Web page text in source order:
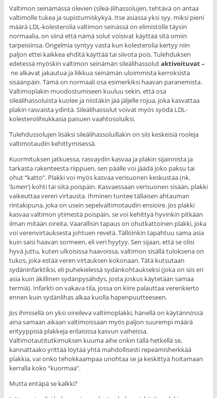
Valtimon seinämässä olevien (sileä-)lihassolujen, tehtävä on antaa
valtimolle tukea ja supistumiskykyä. Itse asiassa yksi syy, miksi pieni
määrä LDL-kolesterolia valtimon seinässä on elimistölle täysin
normaalia, on siinä että nämä solut voisivat käyttää sitä omiin
tarpeisiinsa. Ongelmia syntyy vasta kun kolesterolia kertyy niin
paljon ettei kaikkea ehditä käyttää tai siivota pois. Tulehduksen
edetessä myöskin valtimon seinämän sileälihassolutaktivoituvat –
ne alkavat jakautua ja liikkua seinämän uloimmista kerroksista
sisäänpäin. Tämä on normaali osa esimerkiksi haavan paranemista.
Valtimoplakin muodostumiseen kuuluu sekin, että osa
sileälihassoluista kuolee ja niistäkin jää jäljelle rojua, joka kasvattaa
plakin rasvaista ydintä. Sileälihassolut voivat myös syödä LDL-
kolesterolihiukkasia paisuen vaahtosoluiksi.
Tulehdussolujen lisäksi sileälihassoluillakin on siis keskeisiä rooleja
valtimotaudin kehittymisessä.
Kuormituksen jatkuessa, rasvaydin kasvaa ja plakin sijainnista ja
tarkasta rakenteesta riippuen, sen päälle voi jäädä joko paksu tai
ohut “katto”. Plakki voi myös kasvaa verisuonen keskustaa (nk.
‘lumen‘) kohti tai siitä poispäin. Kasvaessaan verisuonen sisään, plakki
vaikeuttaa veren virtausta. Ihminen tuntee tällaisen ahtauman
rintakipuna, joka on usein sepelvaltimotaudin ensioire. Jos plakki
kasvaa valtimon ytimestä poispäin, se voi kehittyä hyvinkin pitkään
ilman mitään oireita. Vaarallisin tapaus on ohutkattoinen plakki, joka
voi verenvirtauksesta johtuen revetä. Tällöinkin tapahtuu sama asia
kuin saisi haavan sormeen, eli veri hyytyy. Sen sijaan, että se olisi
hyvä juttu, kuten ulkoisissa haavoissa, valtimon sisällä tuloksena on
tukos, joka estää veren virtauksen kokonaan. Tätä kutsutaan
sydäninfarktiksi, eli puhekielessä sydänkohtaukseksi (joka on siis eri
asia kuin äkillinen sydänpysähdys, josta joskus käytetään samaa
termiä). Infarkti on vakava tila, jossa on kiire palauttaa verenkierto
ennen kuin sydänlihas alkaa kuolla hapenpuutteeseen.
Jos ihmisellä on yksi oireileva valtimoplakki, hänellä on käytännössä
aina samaan aikaan valtimoissaan myös paljon suurempi määrä
erityyppisiä plakkeja erilaisissa kasvun vaiheissa.
Valtimotautitutkimuksen kuuma aihe onkin tällä hetkellä se,
kannattaako yrittää löytää yhtä mahdollisesti repeämisherkkää
plakkia, vai onko tehokkaampaa unohtaa se ja keskittyä hoitamaan
kerralla koko “kuormaa”.
Mutta entäpä se kalkki?